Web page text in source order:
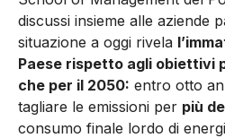
discussi insieme alle aziende
situazione a oggi rivela
Paese rispetto agli obiettivi
che per il 2050: entro otto
tagliare le emissioni per più
consumo finale lordo di